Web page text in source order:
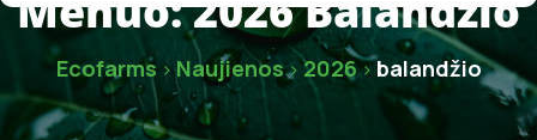
Ecofarms >Naujienos>2026>balandžio